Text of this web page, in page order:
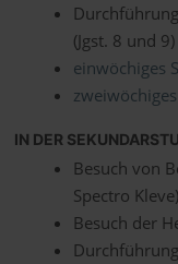
(Jgst. 8 und 9)
einwöchiges
IN DER
Besuch von
Spectro Kleve)
Besuch der